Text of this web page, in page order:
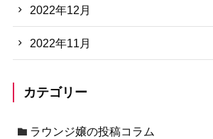
2022年12月
2022年11月
カテゴリー
ラウンジ嬢の投稿コラム